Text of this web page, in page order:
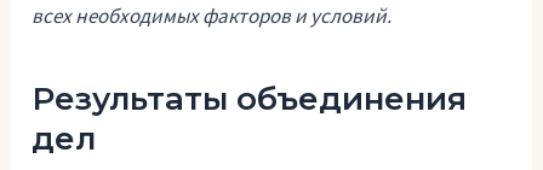
всех необходимых факторов и условий.
Результаты объединения
дел